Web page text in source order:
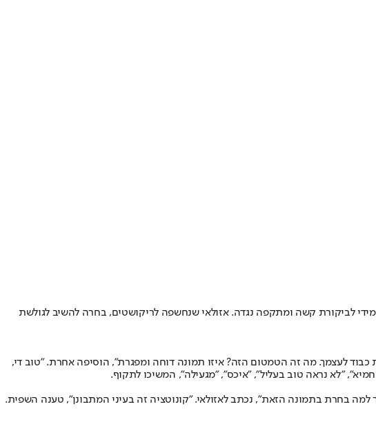
לביקורת קשה ומתקפה נגדה. אזולאי שנחשפה לריקושטים, בחרה להשיב לגולשת
לעצמך. מה זה הטמטום הזה? איזו תמונה דוחה ומפגרת", הוסיפה אחרת. "טוב די,
"לא נראה טוב בעליל", "איכס", "מגעילה", המשיכו לתקוף.
בחרת בתמונה הזאת", נכתב לאזולאי. "קונוטציה זה בעיני המתבונן", טענה השפית.